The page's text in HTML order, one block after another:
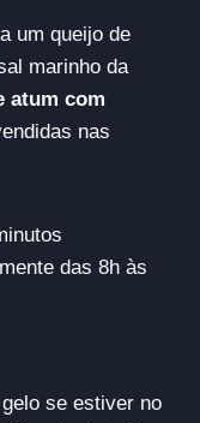
um queijo de
marinho da
atum com
nas
das 8h às
se estiver no